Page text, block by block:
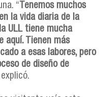
“ Tenemos muchos
la vida diaria de la
ULL tiene mucha
aquí. Tienen más
a esas labores, pero
de diseño de
explicó.